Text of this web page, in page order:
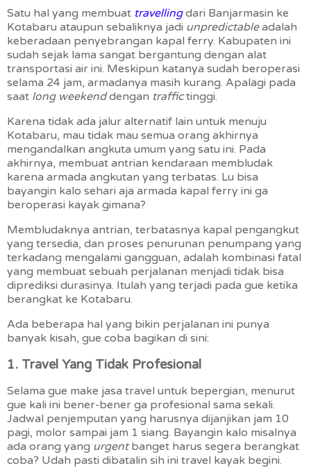
Satu hal yang membuat travellingdari Banjarmasin ke
Kotabaru ataupun sebaliknya jadi unpredictableadalah
keberadaan penyebrangan kapal ferry. Kabupaten ini
sudah sejak lama sangat bergantung dengan alat
transportasi air ini. Meskipun katanya sudah beroperasi
selama 24 jam, armadanya masih kurang. Apalagi pada
saat long weekenddengan traffictinggi.
Karena tidak ada jalur alternatif lain untuk menuju
Kotabaru, mau tidak mau semua orang akhirnya
mengandalkan angkuta umum yang satu ini. Pada
akhirnya, membuat antrian kendaraan membludak
karena armada angkutan yang terbatas. Lu bisa
bayangin kalo sehari aja armada kapal ferry ini ga
beroperasi kayak gimana?
Membludaknya antrian, terbatasnya kapal pengangkut
yang tersedia, dan proses penurunan penumpang yang
terkadang mengalami gangguan, adalah kombinasi fatal
yang membuat sebuah perjalanan menjadi tidak bisa
diprediksi durasinya. Itulah yang terjadi pada gue ketika
berangkat ke Kotabaru.
Ada beberapa hal yang bikin perjalanan ini punya
banyak kisah, gue coba bagikan di sini:
1. Travel Yang Tidak Profesional
Selama gue make jasa travel untuk bepergian, menurut
gue kali ini bener-bener ga profesional sama sekali.
Jadwal penjemputan yang harusnya dijanjikan jam 10
pagi, molor sampai jam 1 siang. Bayangin kalo misalnya
ada orang yang urgentbanget harus segera berangkat
coba? Udah pasti dibatalin sih ini travel kayak begini.